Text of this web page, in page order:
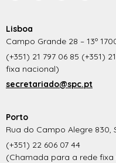
Lisboa
Campo Grande 28 – 13º
(+351) 21 797 06 85 (+351)
fixa nacional)
secretariado@spc.pt
Porto
Rua do Campo Alegre 830,
(+351) 22 606 07 44
(Chamada para a rede fixa